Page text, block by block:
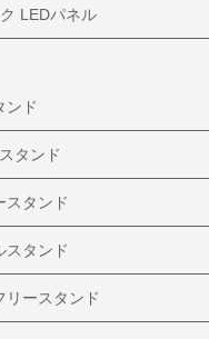
LEDパネル
ンド
タンド
スタンド
スタンド
リースタンド